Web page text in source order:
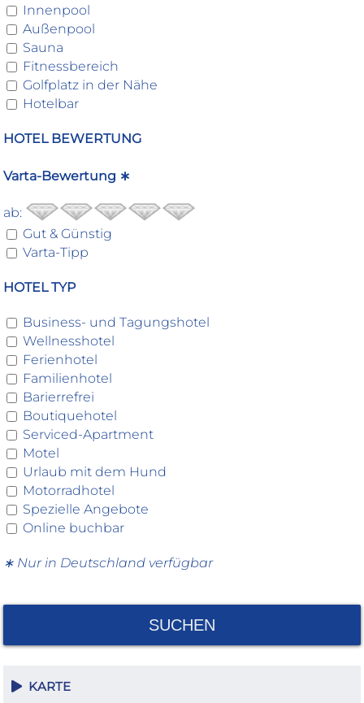
Innenpool
Außenpool
Sauna
Fitnessbereich
Golfplatz in der Nähe
Hotelbar
HOTEL BEWERTUNG
Varta-Bewertung ∗
ab:
Gut & Günstig
Varta-Tipp
HOTEL TYP
Business- und Tagungshotel
Wellnesshotel
Ferienhotel
Familienhotel
Barierrefrei
Boutiquehotel
Serviced-Apartment
Motel
Urlaub mit dem Hund
Motorradhotel
Spezielle Angebote
Online buchbar
∗ Nur in Deutschland verfügbar
SUCHEN
KARTE